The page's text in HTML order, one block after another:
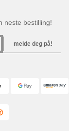
neste bestilling!
melde deg på!